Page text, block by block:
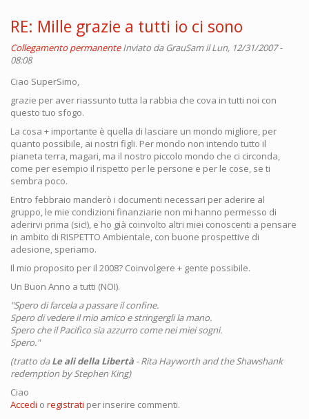
RE: Mille grazie a tutti io ci sono
Collegamento permanente Inviato daGrauSamil Lun, 12/31/2007 -
08:08
Ciao SuperSimo,
grazie per aver riassunto tutta la rabbia che cova in tutti noi con
questo tuo sfogo.
La cosa + importante è quella di lasciare un mondo migliore, per
quanto possibile, ai nostri figli. Per mondo non intendo tutto il
pianeta terra, magari, ma il nostro piccolo mondo che ci circonda,
come per esempio il rispetto per le persone e per le cose, se ti
sembra poco.
Entro febbraio manderò i documenti necessari per aderire al
gruppo, le mie condizioni finanziarie non mi hanno permesso di
aderirvi prima (sic!), e ho già coinvolto altri miei conoscenti a pensare
in ambito di RISPETTO Ambientale, con buone prospettive di
adesione, speriamo.
Il mio proposito per il 2008? Coinvolgere + gente possibile.
Un Buon Anno a tutti (NOI).
"Spero di farcela a passare il confine.
Spero di vedere il mio amico e stringergli la mano.
Spero che il Pacifico sia azzurro come nei miei sogni.
Spero."
(tratto daLe ali della Libertà - Rita Hayworth and the Shawshank
redemption by Stephen King)
Ciao
Accedi o registrati per inserire commenti.